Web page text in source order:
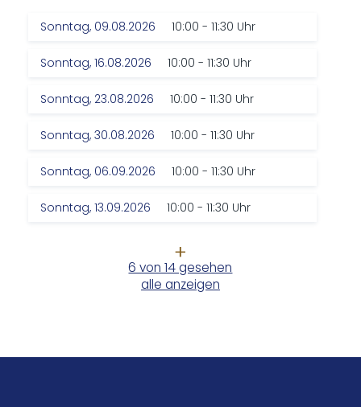
Sonntag, 09.08.2026 10:00 - 11:30 Uhr
Sonntag, 16.08.2026 10:00 - 11:30 Uhr
Sonntag, 23.08.2026 10:00 - 11:30 Uhr
Sonntag, 30.08.2026 10:00 - 11:30 Uhr
Sonntag, 06.09.2026 10:00 - 11:30 Uhr
Sonntag, 13.09.2026 10:00 - 11:30 Uhr
6 von 14 gesehen
alle anzeigen